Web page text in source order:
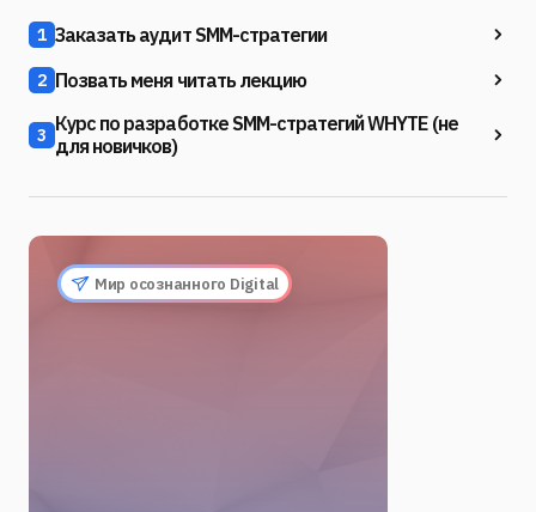
1 Заказать аудит SMM-стратегии
2 Позвать меня читать лекцию
3 Курс по разработке SMM-стратегий WHYTE (не
для новичков)
Мир осознанного Digital